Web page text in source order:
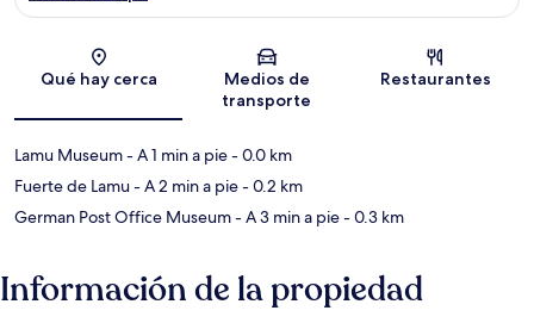
Sección del mapa
Qué hay cerca
Medios de
transporte
Restaurantes
Lamu Museum- A 1 min a pie- 0.0 km
Fuerte de Lamu- A 2 min a pie- 0.2 km
German Post Office Museum- A 3 min a pie- 0.3 km
Información de la propiedad